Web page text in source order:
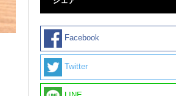
Facebook
Twitter